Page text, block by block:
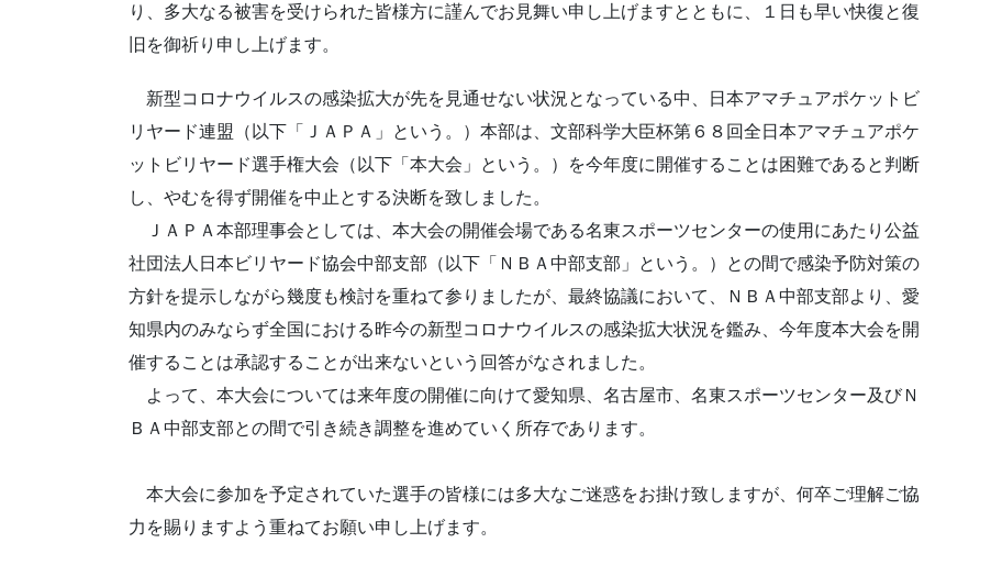
り、多大なる被害を受けられた皆様方に謹んでお見舞い申し上げますとともに、１日も早い快復と復
旧を御祈り申し上げます。
新型コロナウイルスの感染拡大が先を見通せない状況となっている中、日本アマチュアポケットビ
リヤード連盟（以下「ＪＡＰＡ」という。）本部は、文部科学大臣杯第６８回全日本アマチュアポケ
ットビリヤード選手権大会（以下「本大会」という。）を今年度に開催することは困難であると判断
し、やむを得ず開催を中止とする決断を致しました。
ＪＡＰＡ本部理事会としては、本大会の開催会場である名東スポーツセンターの使用にあたり公益
社団法人日本ビリヤード協会中部支部（以下「ＮＢＡ中部支部」という。）との間で感染予防対策の
方針を提示しながら幾度も検討を重ねて参りましたが、最終協議において、ＮＢＡ中部支部より、愛
知県内のみならず全国における昨今の新型コロナウイルスの感染拡大状況を鑑み、今年度本大会を開
催することは承認することが出来ないという回答がなされました。
よって、本大会については来年度の開催に向けて愛知県、名古屋市、名東スポーツセンター及びＮ
ＢＡ中部支部との間で引き続き調整を進めていく所存であります。
本大会に参加を予定されていた選手の皆様には多大なご迷惑をお掛け致しますが、何卒ご理解ご協
力を賜りますよう重ねてお願い申し上げます。